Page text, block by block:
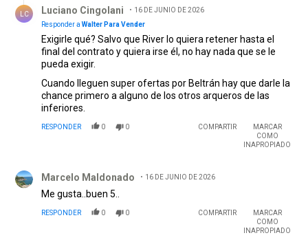
LC Luciano Cingolani
16 DE JUNIO DE 2026
Responder a Walter Para Vender
Exigirle qué? Salvo que River lo quiera retener hasta el
final del contrato y quiera irse él, no hay nada que se le
pueda exigir.
Cuando lleguen super ofertas por Beltrán hay que darle la
chance primero a alguno de los otros arqueros de las
inferiores.
RESPONDER 0 0 COMPARTIR
MARCAR
COMO
INAPROPIADO
Marcelo Maldonado 16 DE JUNIO DE 2026
Me gusta..buen 5..
RESPONDER 0 0 COMPARTIR
MARCAR
COMO
INAPROPIADO